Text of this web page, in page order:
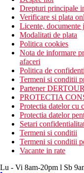
Drepturi principale
Verificare si plata
Licente, documente
Modalitati de plata
Politica cookies
Nota de informare
afaceri
Politica de
Termeni si conditii
Partener DERTOUR
PROTECTIA
Protectia datelor cu
Protectia datelor
Setari
Termeni si conditii
Termeni si conditii
Vacante in rate
Lu - Vi 8am-20pm l Sb